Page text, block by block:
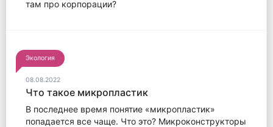
там про корпорации?
Экология
08.08.2022
Что такое микропластик
В последнее время понятие «микропластик»
попадается все чаще. Что это? Микроконструкторы